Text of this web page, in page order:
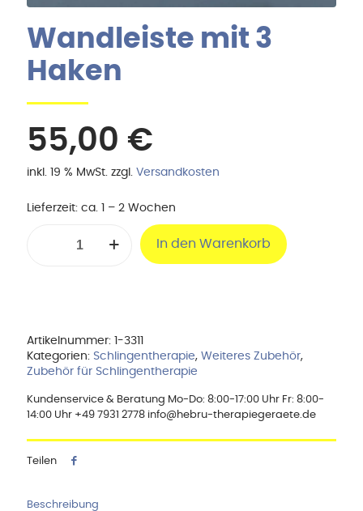
Wandleiste mit 3
Haken
55,00 €
inkl. 19 % MwSt. zzgl. Versandkosten
Lieferzeit: ca. 1 – 2 Wochen
In den Warenkorb
Artikelnummer: 1-3311
Kategorien: Schlingentherapie, Weiteres Zubehör,
Zubehör für Schlingentherapie
Kundenservice & Beratung Mo-Do: 8:00-17:00 Uhr Fr: 8:00-
14:00 Uhr +49 7931 2778 info@hebru-therapiegeraete.de
Teilen
Beschreibung